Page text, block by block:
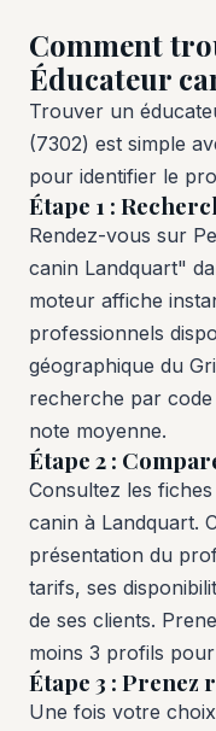
Comment
Éducateur
Trouver un
(7302) est simple
pour identifier le
Étape 1 :
Rendez-vous sur
canin Landquart"
moteur affiche
professionnels
géographique du
recherche par
note moyenne.
Étape 2 :
Consultez les
canin à Landquart.
présentation du
tarifs, ses
de ses clients.
moins 3 profils
Étape 3 : Prenez
Une fois votre